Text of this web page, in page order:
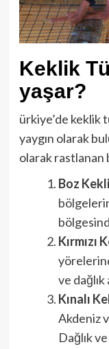
Keklik
yaşar?
ürkiye’de
yaygın olarak
olarak rastlanan
Boz
Kırmızı
ve
Kınalı
Akdeniz
Dağlık